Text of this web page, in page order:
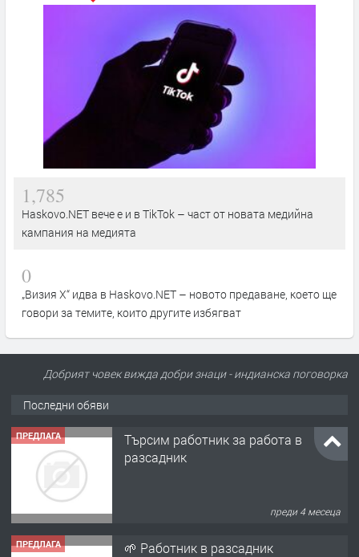
1,785
Haskovo.NET вече е и в TikTok – част от новата медийна
кампания на медията
0
„Визия Х“ идва в Haskovo.NET – новото предаване, което ще
говори за темите, които другите избягват
Добрият човек вижда добри знаци - индианска поговорка
Последни обяви
ПРЕДЛАГА
Търсим работник за работа в
разсадник
преди 4 месеца
ПРЕДЛАГА 🌱 Работник в разсадник